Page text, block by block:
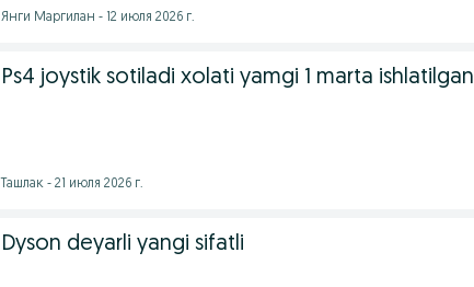
Янги Маргилан - 12 июля 2026 г.
Ps4 joystik sotiladi xolati yamgi 1 marta ishlatilgan
Ташлак - 21 июля 2026 г.
Dyson deyarli yangi sifatli